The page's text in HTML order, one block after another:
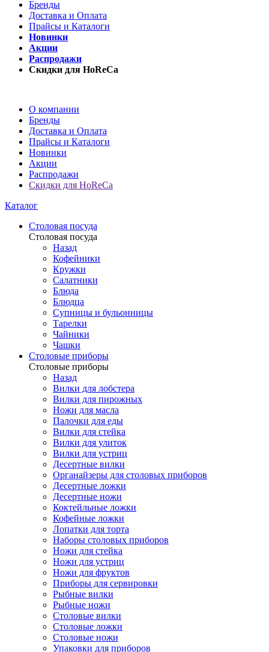
Бренды
Доставка и Оплата
Прайсы и Каталоги
Новинки
Акции
Распродажи
Скидки для HoReCa
О компании
Бренды
Доставка и Оплата
Прайсы и Каталоги
Новинки
Акции
Распродажи
Скидки для HoReCa
Каталог
Столовая посуда
Столовая посуда
Назад
Кофейники
Кружки
Салатники
Блюда
Блюдца
Супницы и бульонницы
Тарелки
Чайники
Чашки
Cтоловые приборы
Cтоловые приборы
Назад
Вилки для лобстера
Вилки для пирожных
Ножи для масла
Палочки для еды
Вилки для стейка
Вилки для улиток
Вилки для устриц
Десертные вилки
Органайзеры для столовых приборов
Десертные ложки
Десертные ножи
Коктейльные ложки
Кофейные ложки
Лопатки для торта
Наборы столовых приборов
Ножи для стейка
Ножи для устриц
Ножи для фруктов
Приборы для сервировки
Рыбные вилки
Рыбные ножи
Столовые вилки
Столовые ложки
Столовые ножи
Упаковки для приборов